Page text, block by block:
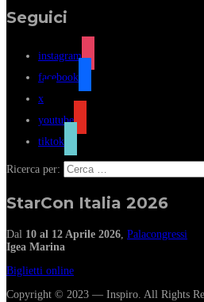
Seguici
instagram
facebook
x
youtube
tiktok
Ricerca per:
StarCon Italia 2026
Dal 10 al 12 Aprile 2026 Palacongressi
Igea Marina
Biglietti online
Copyright © 2023 — Inspiro. All Rights